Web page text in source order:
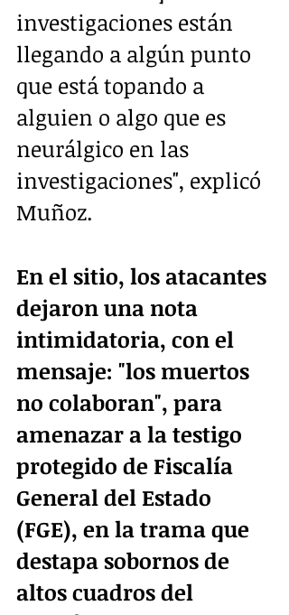
investigaciones están
llegando a algún punto
que está topando a
alguien o algo que es
neurálgico en las
investigaciones", explicó
Muñoz.
En el sitio, los atacantes
dejaron una nota
intimidatoria, con el
mensaje: "los muertos
no colaboran", para
amenazar a la testigo
protegido de Fiscalía
General del Estado
(FGE), en la trama que
destapa sobornos de
altos cuadros del